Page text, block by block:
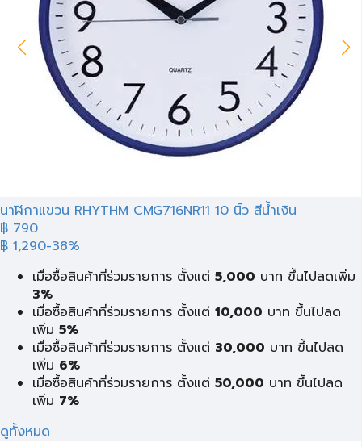
นาฬิกาแขวน RHYTHM CMG716NR11 10 นิ้ว สีน้ำเงิน
฿ 790
฿ 1,290-38%
เมื่อซื้อสินค้าที่ร่วมรายการ ตั้งแต่ 5,000 บาท ขึ้นไปลดเพิ่ม
3%
เมื่อซื้อสินค้าที่ร่วมรายการ ตั้งแต่ 10,000 บาท ขึ้นไปลด
เพิ่ม 5%
เมื่อซื้อสินค้าที่ร่วมรายการ ตั้งแต่ 30,000 บาท ขึ้นไปลด
เพิ่ม 6%
เมื่อซื้อสินค้าที่ร่วมรายการ ตั้งแต่ 50,000 บาท ขึ้นไปลด
เพิ่ม 7%
ดูทั้งหมด